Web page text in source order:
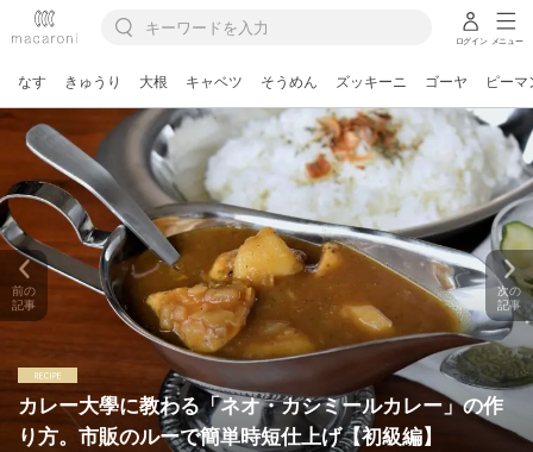
ログイン メニュー
なす きゅうり 大根 キャベツ そうめん ズッキーニ ゴーヤ ピーマ
カレー大學に教わる「ネオ・カシミールカレー」の作
り方。市販のルーで簡単時短仕上げ【初級編】
前の
記事
次の
記事